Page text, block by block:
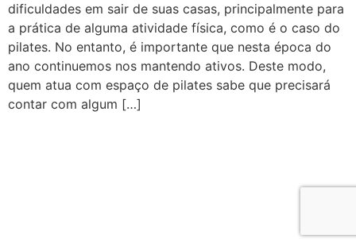
dificuldades em sair de suas casas, principalmente para
a prática de alguma atividade física, como é o caso do
pilates. No entanto, é importante que nesta época do
ano continuemos nos mantendo ativos. Deste modo,
quem atua com espaço de pilates sabe que precisará
contar com algum […]